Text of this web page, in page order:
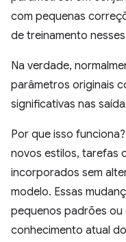
com pequenas
de treinamento
Na verdade,
parâmetros originais
significativas nas
Por que isso
novos estilos, tarefas
incorporados sem
modelo. Essas
pequenos padrões
conhecimento atual